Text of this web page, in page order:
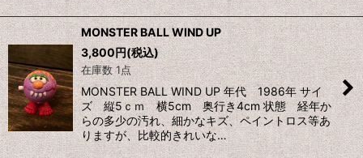
MONSTER BALL WIND UP
3,800円(税込)
在庫数 1点
MONSTER BALL WIND UP 年代 1986年 サイ
ズ 縦5ｃｍ 横5cm 奥行き4cm 状態 経年か
らの多少の汚れ、細かなキズ、ペイントロス等あ
りますが、比較的きれいな…